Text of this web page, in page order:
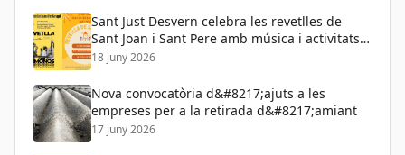
Sant Just Desvern celebra les revetlles de
Sant Joan i Sant Pere amb música i activitats
per a tots els públics
18 juny 2026
Nova convocatòria d&#8217;ajuts a les
empreses per a la retirada d&#8217;amiant
17 juny 2026